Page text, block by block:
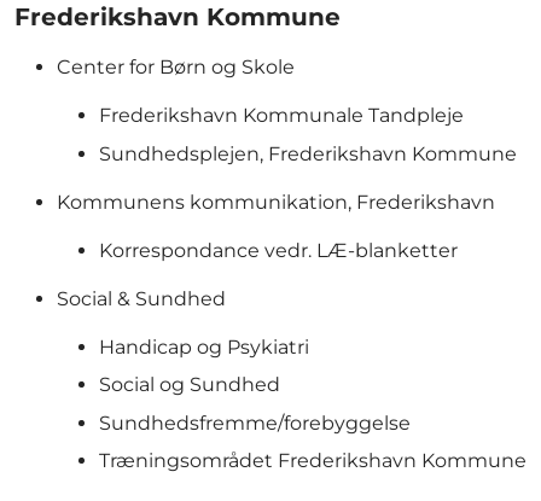
Frederikshavn Kommune
Center for Børn og Skole
Frederikshavn Kommunale Tandpleje
Sundhedsplejen, Frederikshavn Kommune
Kommunens kommunikation, Frederikshavn
Korrespondance vedr. LÆ-blanketter
Social & Sundhed
Handicap og Psykiatri
Social og Sundhed
Sundhedsfremme/forebyggelse
Træningsområdet Frederikshavn Kommune